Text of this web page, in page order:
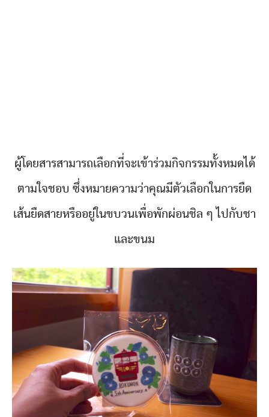
ผู้โดยสารสามารถเลือกที่จะเข้าร่วมกิจกรรมทั้งหมดได้
ตามใจชอบ ซึ่งหมายความว่าคุณมีตัวเลือกในการยืด
เส้นยืดสายหรืออยู่ในขบวนเพื่อพักผ่อนชิล ๆ ไปกับชา
และขนม